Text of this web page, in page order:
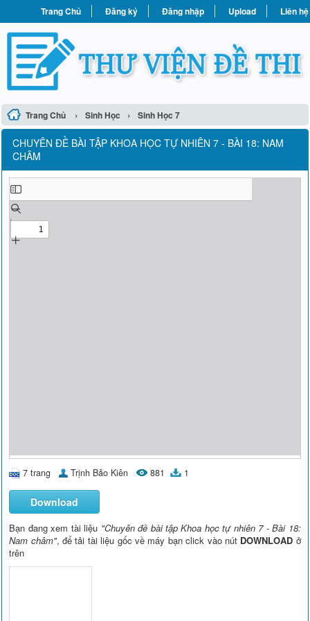
Trang Chủ Đăng ký Đăng nhập Upload Liên hệ
Trang Chủ › Sinh Học › Sinh Học 7
CHUYÊN ĐỀ BÀI TẬP KHOA HỌC TỰ NHIÊN 7 - BÀI 18: NAM
CHÂM
7 trang Trịnh Bảo Kiên 881 1
Download
Bạn đang xem tài liệu "Chuyên đề bài tập Khoa học tự nhiên 7 - Bài 18:
Nam châm", để tải tài liệu gốc về máy bạn click vào nút DOWNLOAD ở
trên